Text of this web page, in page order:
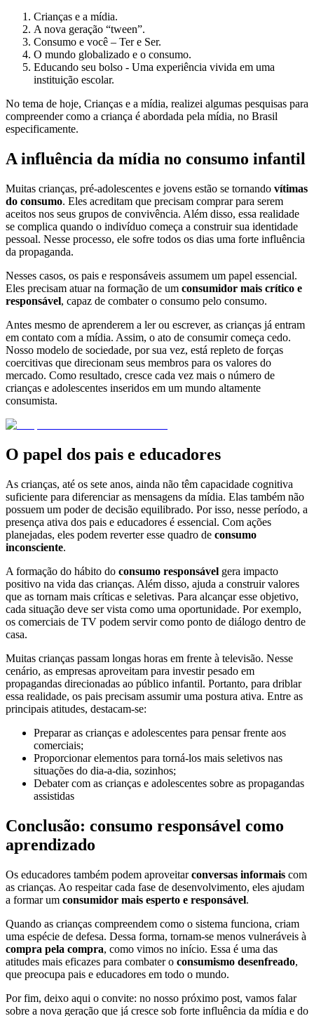
Crianças e a mídia.
A nova geração “tween”.
Consumo e você – Ter e Ser.
O mundo globalizado e o consumo.
Educando seu bolso - Uma experiência vivida em uma
instituição escolar.
No tema de hoje, Crianças e a mídia, realizei algumas pesquisas para
compreender como a criança é abordada pela mídia, no Brasil
especificamente.
A influência da mídia no consumo infantil
Muitas crianças, pré-adolescentes e jovens estão se tornando vítimas
do consumo. Eles acreditam que precisam comprar para serem
aceitos nos seus grupos de convivência. Além disso, essa realidade
se complica quando o indivíduo começa a construir sua identidade
pessoal. Nesse processo, ele sofre todos os dias uma forte influência
da propaganda.
Nesses casos, os pais e responsáveis assumem um papel essencial.
Eles precisam atuar na formação de um consumidor mais crítico e
responsável, capaz de combater o consumo pelo consumo.
Antes mesmo de aprenderem a ler ou escrever, as crianças já entram
em contato com a mídia. Assim, o ato de consumir começa cedo.
Nosso modelo de sociedade, por sua vez, está repleto de forças
coercitivas que direcionam seus membros para os valores do
mercado. Como resultado, cresce cada vez mais o número de
crianças e adolescentes inseridos em um mundo altamente
consumista.
O papel dos pais e educadores
As crianças, até os sete anos, ainda não têm capacidade cognitiva
suficiente para diferenciar as mensagens da mídia. Elas também não
possuem um poder de decisão equilibrado. Por isso, nesse período, a
presença ativa dos pais e educadores é essencial. Com ações
planejadas, eles podem reverter esse quadro de consumo
inconsciente.
A formação do hábito do consumo responsável gera impacto
positivo na vida das crianças. Além disso, ajuda a construir valores
que as tornam mais críticas e seletivas. Para alcançar esse objetivo,
cada situação deve ser vista como uma oportunidade. Por exemplo,
os comerciais de TV podem servir como ponto de diálogo dentro de
casa.
Muitas crianças passam longas horas em frente à televisão. Nesse
cenário, as empresas aproveitam para investir pesado em
propagandas direcionadas ao público infantil. Portanto, para driblar
essa realidade, os pais precisam assumir uma postura ativa. Entre as
principais atitudes, destacam-se:
Preparar as crianças e adolescentes para pensar frente aos
comerciais;
Proporcionar elementos para torná-los mais seletivos nas
situações do dia-a-dia, sozinhos;
Debater com as crianças e adolescentes sobre as propagandas
assistidas
Conclusão: consumo responsável como
aprendizado
Os educadores também podem aproveitarconversas informais com
as crianças. Ao respeitar cada fase de desenvolvimento, eles ajudam
a formar um consumidor mais esperto e responsável.
Quando as crianças compreendem como o sistema funciona, criam
uma espécie de defesa. Dessa forma, tornam-se menos vulneráveis à
compra pela compra, como vimos no início. Essa é uma das
atitudes mais eficazes para combater o consumismo desenfreado,
que preocupa pais e educadores em todo o mundo.
Por fim, deixo aqui o convite: no nosso próximo post, vamos falar
sobre a nova geração que já cresce sob forte influência da mídia e do